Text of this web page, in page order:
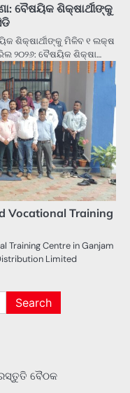
ବୈଷୟିକ ଶିକ୍ଷାର୍ଥୀଙ୍କୁ
ଶିକ୍ଷାର୍ଥୀଙ୍କୁ ମିଳିବ ୧ ଲକ୍ଷ
୨୦୨୬: ବୈଷୟିକ ଶିକ୍ଷା…
Vocational Training
Training Centre in Ganjam
Limited
ବୈଠକ